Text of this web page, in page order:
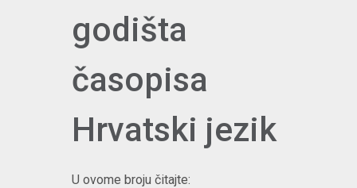
godišta
časopisa
Hrvatski jezik
U ovome broju čitajte: